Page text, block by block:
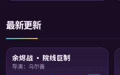
最新更新
余烬战 · 院线巨制
导演：乌尔善